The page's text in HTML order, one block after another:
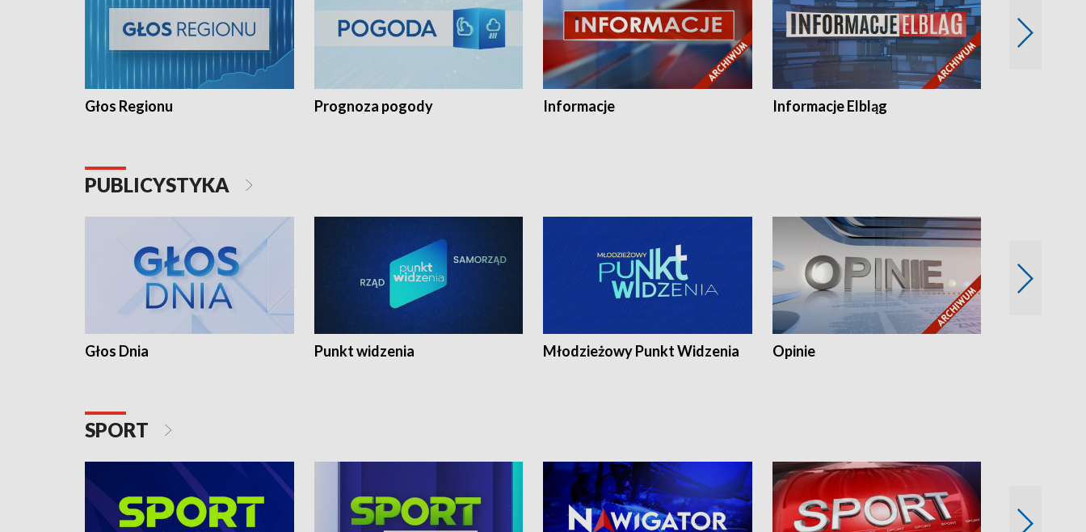
Głos Regionu Prognoza pogody Informacje Informacje Elbląg
PUBLICYSTYKA
Głos Dnia Punkt widzenia Młodzieżowy Punkt Widzenia Opinie
SPORT